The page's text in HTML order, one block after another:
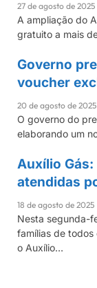
27 de agosto de 2025
A ampliação do
gratuito a mais
AUXÍLIO GÁS
Governo
voucher
20 de agosto de 2025
O governo do
elaborando um
AUXÍLIO GÁS
Auxílio
atendidas
18 de agosto de 2025
Nesta segunda-
famílias de todos
o Auxílio…